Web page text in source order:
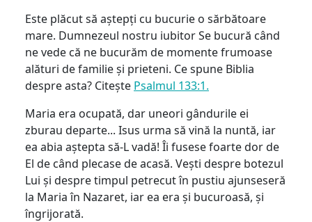
Este plăcut să aștepți cu bucurie o sărbătoare
mare. Dumnezeul nostru iubitor Se bucură când
ne vede că ne bucurăm de momente frumoase
alături de familie și prieteni. Ce spune Biblia
despre asta? Citește Psalmul 133:1.
Maria era ocupată, dar uneori gândurile ei
zburau departe... Isus urma să vină la nuntă, iar
ea abia aștepta să-L vadă! Îi fusese foarte dor de
El de când plecase de acasă. Vești despre botezul
Lui și despre timpul petrecut în pustiu ajunseseră
la Maria în Nazaret, iar ea era și bucuroasă, și
îngrijorată.